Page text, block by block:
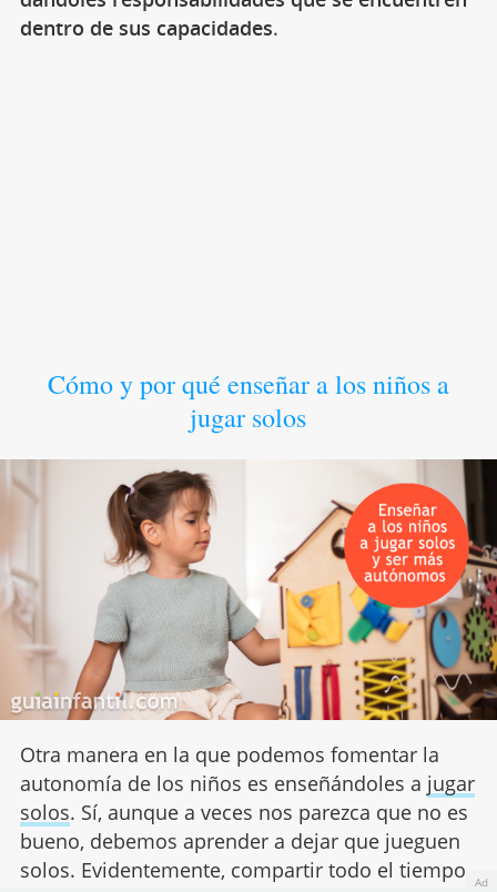
dentro de sus capacidades.
Cómo y por qué enseñar a los niños a
jugar solos
Otra manera en la que podemos fomentar la
autonomía de los niños es enseñándoles a jugar
solos. Sí, aunque a veces nos parezca que no es
bueno, debemos aprender a dejar que jueguen
solos. Evidentemente, compartir todo el tiempo
Ad